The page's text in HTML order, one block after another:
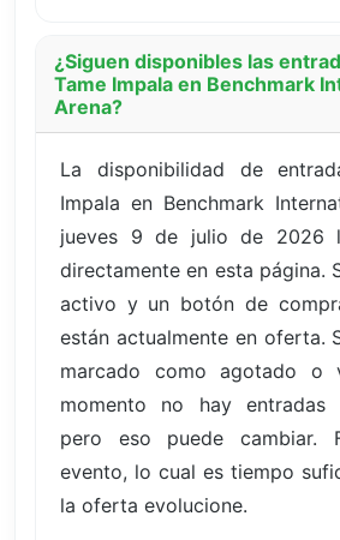
¿Siguen disponibles las
Tame Impala en Benchmark
Arena?
La disponibilidad de
Impala en Benchmark
jueves 9 de julio de 2026
directamente en esta página.
activo y un botón de
están actualmente en oferta.
marcado como agotado o
momento no hay
pero eso puede cambiar.
evento, lo cual es tiempo
la oferta evolucione.